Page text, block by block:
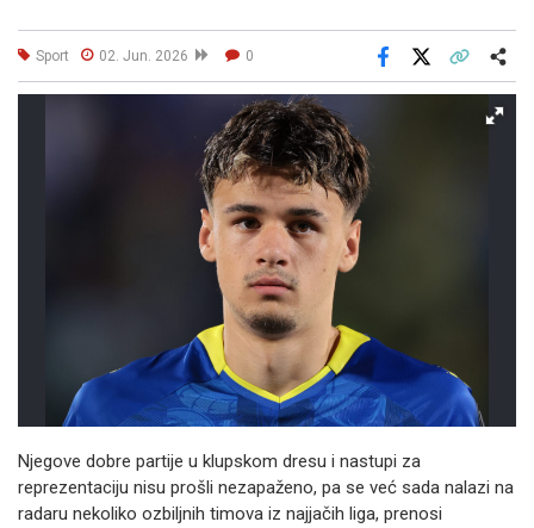
Sport 02. Jun. 2026 0
Facebook
Njegove dobre partije u klupskom dresu i nastupi za
reprezentaciju nisu prošli nezapaženo, pa se već sada nalazi na
radaru nekoliko ozbiljnih timova iz najjačih liga, prenosi